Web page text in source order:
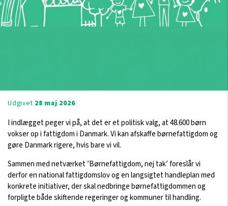
Udgivet 28 maj 2026
I indlægget peger vi på, at det er et politisk valg, at 48.600 børn
vokser op i fattigdom i Danmark. Vi kan afskaffe børnefattigdom og
gøre Danmark rigere, hvis bare vi vil.
Sammen med netværket ’Børnefattigdom, nej tak’ foreslår vi
derfor en national fattigdomslov og en langsigtet handleplan med
konkrete initiativer, der skal nedbringe børnefattigdommen og
forpligte både skiftende regeringer og kommuner til handling.